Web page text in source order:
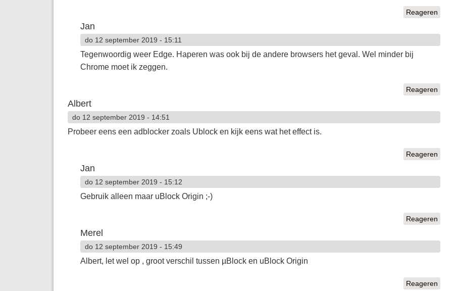
Reageren
Jan
do 12 september 2019 - 15:11
Tegenwoordig weer Edge. Haperen was ook bij de andere browsers het geval. Wel minder bij
Chrome moet ik zeggen.
Reageren
Albert
do 12 september 2019 - 14:51
Probeer eens een adblocker zoals Ublock en kijk eens wat het effect is.
Reageren
Jan
do 12 september 2019 - 15:12
Gebruik alleen maar uBlock Origin ;-)
Reageren
Merel
do 12 september 2019 - 15:49
Albert, let wel op , groot verschil tussen µBlock en uBlock Origin
Reageren